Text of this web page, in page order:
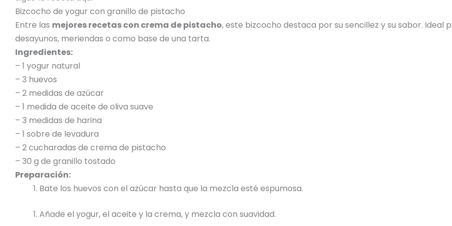
Bizcocho de yogur con granillo de pistacho
Entre las mejores recetas con crema de pistacho, este bizcocho destaca por su sencillez y su sabor. Ideal
desayunos, meriendas o como base de una tarta.
Ingredientes:
– 1 yogur natural
– 3 huevos
– 2 medidas de azúcar
– 1 medida de aceite de oliva suave
– 3 medidas de harina
– 1 sobre de levadura
– 2 cucharadas de crema de pistacho
– 30 g de granillo tostado
Preparación:
Bate los huevos con el azúcar hasta que la mezcla esté espumosa.
Añade el yogur, el aceite y la crema, y mezcla con suavidad.